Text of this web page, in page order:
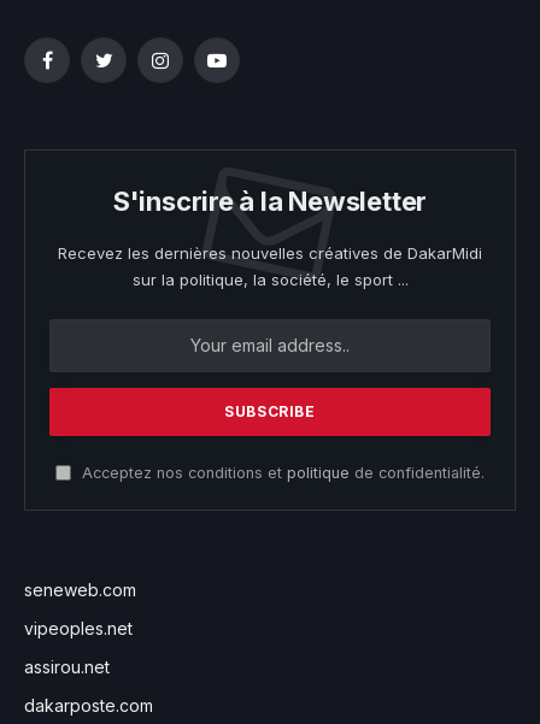
FacebookTwitterInstagramYouTube
S'inscrire à la Newsletter
Recevez les dernières nouvelles créatives de DakarMidi
sur la politique, la société, le sport ...
Acceptez nos conditions et politique de confidentialité.
seneweb.com
vipeoples.net
assirou.net
dakarposte.com